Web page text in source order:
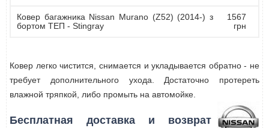
Ковер багажника Nissan Murano (Z52) (2014-) з
бортом ТЕП - Stingray
1567
грн
Ковер легко чистится, снимается и укладывается обратно - не
требует дополнительного ухода. Достаточно протереть
влажной тряпкой, либо промыть на автомойке.
Бесплатная доставка и возврат